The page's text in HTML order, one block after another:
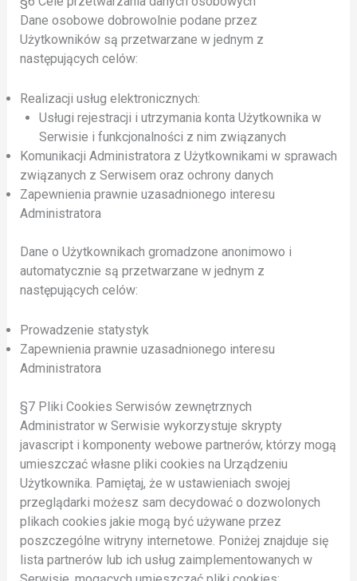
Dane osobowe dobrowolnie podane przez
Użytkowników są przetwarzane w jednym z
następujących celów:
Realizacji usług elektronicznych:
Usługi rejestracji i utrzymania konta Użytkownika w
Serwisie i funkcjonalności z nim związanych
Komunikacji Administratora z Użytkownikami w sprawach
związanych z Serwisem oraz ochrony danych
Zapewnienia prawnie uzasadnionego interesu
Administratora
Dane o Użytkownikach gromadzone anonimowo i
automatycznie są przetwarzane w jednym z
następujących celów:
Prowadzenie statystyk
Zapewnienia prawnie uzasadnionego interesu
Administratora
§7 Pliki Cookies Serwisów zewnętrznych
Administrator w Serwisie wykorzystuje skrypty
javascript i komponenty webowe partnerów, którzy mogą
umieszczać własne pliki cookies na Urządzeniu
Użytkownika. Pamiętaj, że w ustawieniach swojej
przeglądarki możesz sam decydować o dozwolonych
plikach cookies jakie mogą być używane przez
poszczególne witryny internetowe. Poniżej znajduje się
lista partnerów lub ich usług zaimplementowanych w